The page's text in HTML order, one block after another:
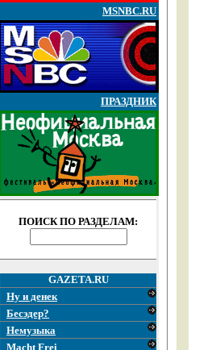
MSNBC.RU
ПРАЗДНИК
ПОИСК ПО РАЗДЕЛАМ:
GAZETA.RU
Ну и денек
Бесэдер?
Немузыка
Macht Frei